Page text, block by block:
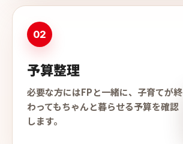
02
予算整理
必要な方にはFPと一緒に、子育てが終
わってもちゃんと暮らせる予算を確認
します。